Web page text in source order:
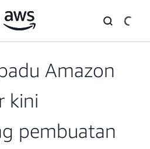
Amazon
kini
pembuatan